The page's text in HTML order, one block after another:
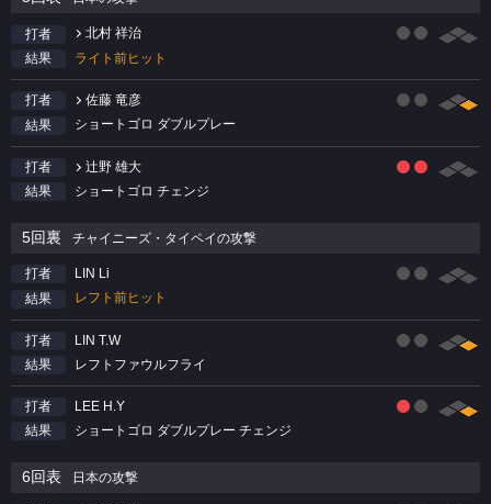
打者
北村 祥治
結果
ライト前ヒット
打者
佐藤 竜彦
結果
ショートゴロ ダブルプレー
打者
辻野 雄大
結果
ショートゴロ チェンジ
5回裏 チャイニーズ・タイペイの攻撃
打者
LIN Li
結果
レフト前ヒット
打者
LIN T.W
結果
レフトファウルフライ
打者
LEE H.Y
結果
ショートゴロ ダブルプレー チェンジ
6回表 日本の攻撃